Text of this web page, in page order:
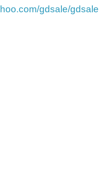
gdsale/gdsale